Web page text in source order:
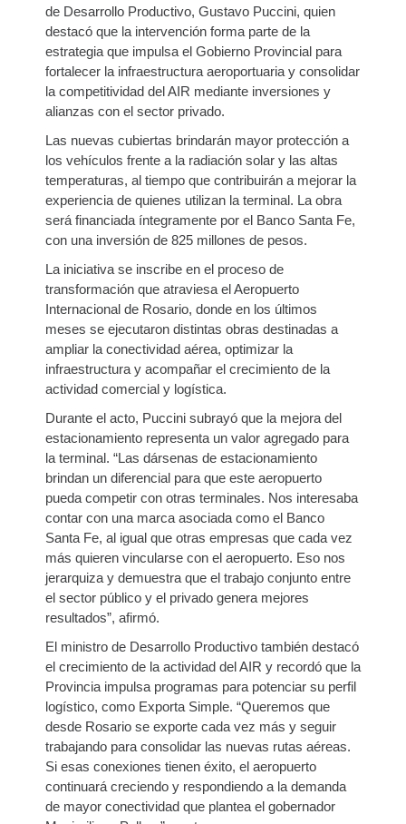
de Desarrollo Productivo, Gustavo Puccini, quien
destacó que la intervención forma parte de la
estrategia que impulsa el Gobierno Provincial para
fortalecer la infraestructura aeroportuaria y consolidar
la competitividad del AIR mediante inversiones y
alianzas con el sector privado.
Las nuevas cubiertas brindarán mayor protección a
los vehículos frente a la radiación solar y las altas
temperaturas, al tiempo que contribuirán a mejorar la
experiencia de quienes utilizan la terminal. La obra
será financiada íntegramente por el Banco Santa Fe,
con una inversión de 825 millones de pesos.
La iniciativa se inscribe en el proceso de
transformación que atraviesa el Aeropuerto
Internacional de Rosario, donde en los últimos
meses se ejecutaron distintas obras destinadas a
ampliar la conectividad aérea, optimizar la
infraestructura y acompañar el crecimiento de la
actividad comercial y logística.
Durante el acto, Puccini subrayó que la mejora del
estacionamiento representa un valor agregado para
la terminal. “Las dársenas de estacionamiento
brindan un diferencial para que este aeropuerto
pueda competir con otras terminales. Nos interesaba
contar con una marca asociada como el Banco
Santa Fe, al igual que otras empresas que cada vez
más quieren vincularse con el aeropuerto. Eso nos
jerarquiza y demuestra que el trabajo conjunto entre
el sector público y el privado genera mejores
resultados”, afirmó.
El ministro de Desarrollo Productivo también destacó
el crecimiento de la actividad del AIR y recordó que la
Provincia impulsa programas para potenciar su perfil
logístico, como Exporta Simple. “Queremos que
desde Rosario se exporte cada vez más y seguir
trabajando para consolidar las nuevas rutas aéreas.
Si esas conexiones tienen éxito, el aeropuerto
continuará creciendo y respondiendo a la demanda
de mayor conectividad que plantea el gobernador